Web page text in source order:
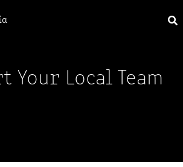
Your Local Team